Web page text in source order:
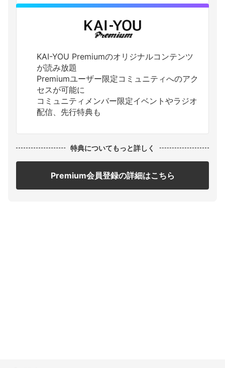
KAI-YOU Premiumのオリジナルコンテンツ
が読み放題
Premiumユーザー限定コミュニティへのアク
セスが可能に
コミュニティメンバー限定イベントやラジオ
配信、先行特典も
特典についてもっと詳しく
Premium会員登録の詳細はこちら